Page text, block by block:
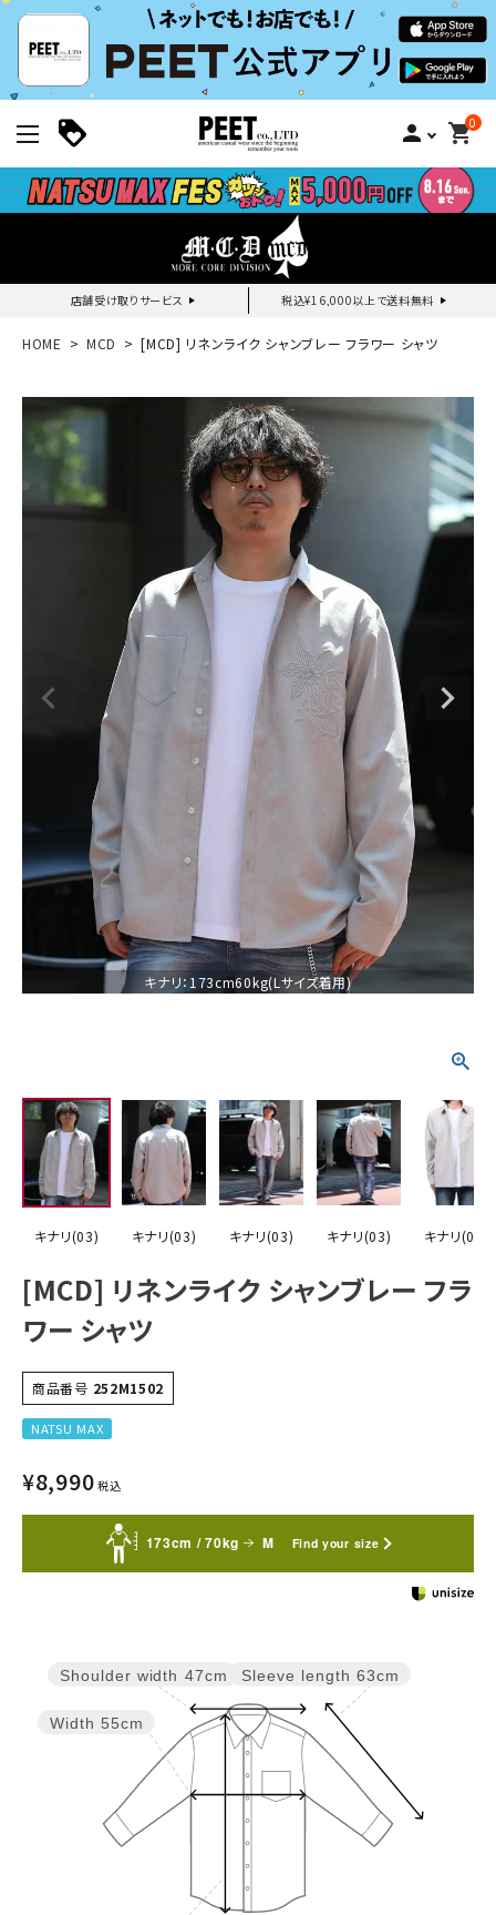
person 0
shopping_cart
店舗受け取りサービス 税込¥16,000以上で送料無料
新規会員登録｜ログイン
ご利用ガイド
search
ブランドメニュー
お問い合わせ
HOME MCD [MCD] リネンライク シャンブレー フラワー シャツ
キナリ：173cm60kg(Lサイズ着用)
キナリ(03) キナリ(03) キナリ(03) キナリ(03) キナリ(03)
[MCD] リネンライク シャンブレー フラ
ワー シャツ
商品番号 252M1502
NATSU MAX
¥8,990 税込
173cm / 70kg M Find your size
Sleeve length 63cm
Width 55cm
Shoulder width 47cm